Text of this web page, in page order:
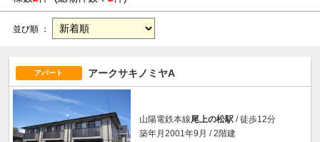
並び順 ：
アパート アークサキノミヤA
山陽電鉄本線尾上の松駅 / 徒歩12分
築年月2001年9月 / 2階建